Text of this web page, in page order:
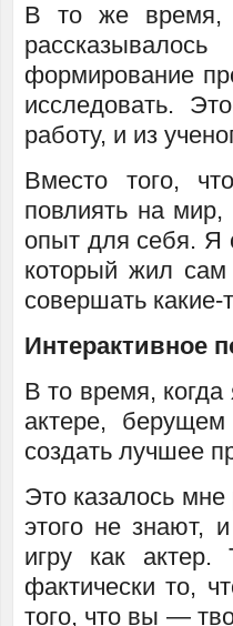
В то же время,
формирование
исследовать.
работу, и из
Вместо того,
повлиять на
опыт для себя. Я
который жил
совершать какие-
Интерактивное
В то время, когда
актере,
создать лучшее
Это казалось
этого не знают,
игру как
фактически то,
того, что вы —